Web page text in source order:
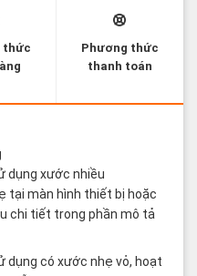
thức
Phương thức
thanh toán
dụng xước nhiều
tại màn hình thiết bị hoặc
chi tiết trong phần mô tả
dụng có xước nhẹ vỏ, hoạt